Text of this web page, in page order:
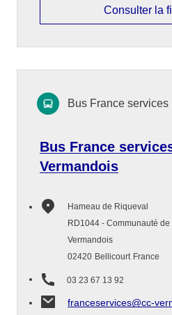
Consulter la
Bus France
Vermandois
Hameau de Riqueval
RD1044 - Communauté
Vermandois
02420 Bellicourt France
03 23 67 13 92
franceservices@cc-
Bus France services